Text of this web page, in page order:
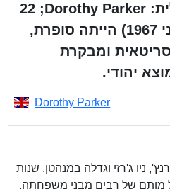
דורותי פארקר (באנגלית: Dorothy Parker;‏ 22
באוגוסט 1893 – 7 ביוני 1967) הייתה סופרת,
ומבקרת
יהודי.
Dorothy Parker
ניו ג'רזי וגדלה במנהטן. שנות
מותם של רבים מבני משפחתה.